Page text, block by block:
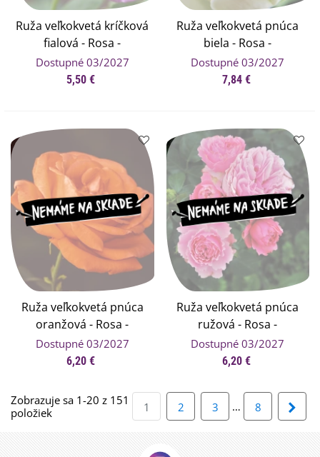
Ruža veľkokvetá kríčková
fialová - Rosa -
voľnokorenné sadenice
ruží - 1 ks
Dostupné 03/2027
5,50 €
Ruža veľkokvetá pnúca
biela - Rosa -
voľnokorenné sadenice
ruží - 1 ks
Dostupné 03/2027
7,84 €
Ruža veľkokvetá pnúca
oranžová - Rosa -
voľnokorenné sadenice
ruží - 1 ks
Dostupné 03/2027
6,20 €
Ruža veľkokvetá pnúca
ružová - Rosa -
voľnokorenné sadenice
ruží - 1 ks
Dostupné 03/2027
6,20 €
Zobrazuje sa 1-20 z 151
položiek
1 2 3 … 8